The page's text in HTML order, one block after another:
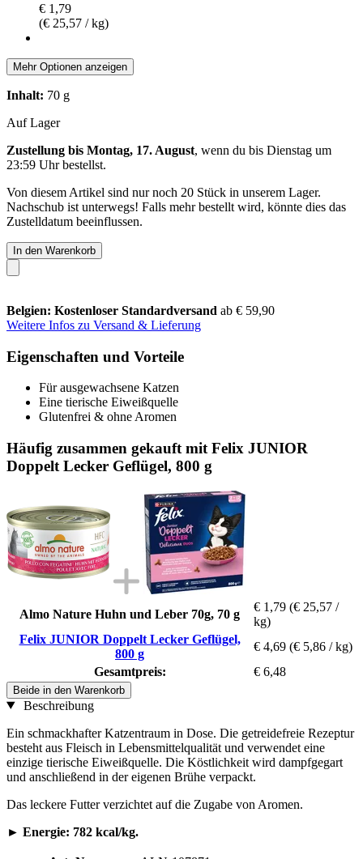
€ 1,79
(€ 25,57 / kg)
Mehr Optionen anzeigen
Inhalt: 70 g
Auf Lager
Zustellung bis Montag, 17. August, wenn du bis Dienstag um
23:59 Uhrbestellst.
Von diesem Artikel sind nur noch 20 Stück in unserem Lager.
Nachschub ist unterwegs! Falls mehr bestellt wird, könnte dies das
Zustelldatum beeinflussen.
In den Warenkorb
Belgien: Kostenloser Standardversand ab € 59,90
Weitere Infos zu Versand & Lieferung
Eigenschaften und Vorteile
Für ausgewachsene Katzen
Eine tierische Eiweißquelle
Glutenfrei & ohne Aromen
Häufig zusammen gekauft mit Felix JUNIOR
Doppelt Lecker Geflügel, 800 g
Almo Nature Huhn und Leber 70g, 70 g
€ 1,79 (€ 25,57 /
kg)
Felix JUNIOR Doppelt Lecker Geflügel,
800 g
€ 4,69 (€ 5,86 / kg)
Gesamtpreis:
€ 6,48
Beide in den Warenkorb
Beschreibung
Ein schmackhafter Katzentraum in Dose. Die getreidefreie Rezeptur
besteht aus Fleisch in Lebensmittelqualität und verwendet eine
einzige tierische Eiweißquelle. Die Köstlichkeit wird dampfgegart
und anschließend in der eigenen Brühe verpackt.
Das leckere Futter verzichtet auf die Zugabe von Aromen.
► Energie: 782 kcal/kg.